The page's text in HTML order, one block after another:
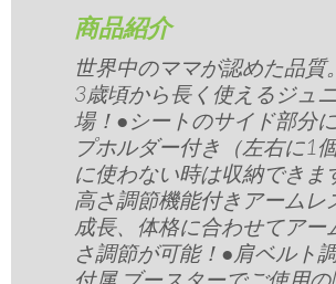
商品紹介
世界中のママが認めた品質
3歳頃から長く使えるジュ
場！●シートのサイド部分
プホルダー付き（左右に1
に使わない時は収納できま
高さ調節機能付きアームレ
成長、体格に合わせてアー
さ調節が可能！●肩ベルト
付属 ブースターでご使用